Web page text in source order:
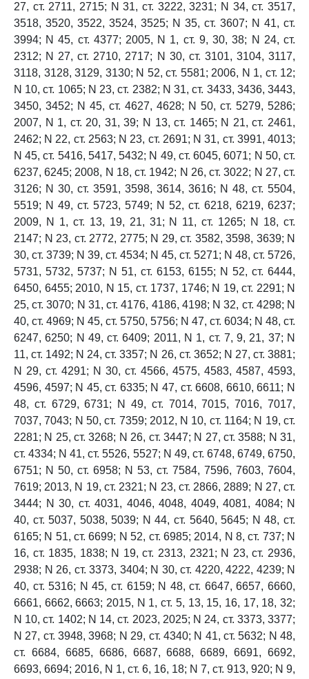
27, ст. 2711, 2715; N 31, ст. 3222, 3231; N 34, ст. 3517,
3518, 3520, 3522, 3524, 3525; N 35, ст. 3607; N 41, ст.
3994; N 45, ст. 4377; 2005, N 1, ст. 9, 30, 38; N 24, ст.
2312; N 27, ст. 2710, 2717; N 30, ст. 3101, 3104, 3117,
3118, 3128, 3129, 3130; N 52, ст. 5581; 2006, N 1, ст. 12;
N 10, ст. 1065; N 23, ст. 2382; N 31, ст. 3433, 3436, 3443,
3450, 3452; N 45, ст. 4627, 4628; N 50, ст. 5279, 5286;
2007, N 1, ст. 20, 31, 39; N 13, ст. 1465; N 21, ст. 2461,
2462; N 22, ст. 2563; N 23, ст. 2691; N 31, ст. 3991, 4013;
N 45, ст. 5416, 5417, 5432; N 49, ст. 6045, 6071; N 50, ст.
6237, 6245; 2008, N 18, ст. 1942; N 26, ст. 3022; N 27, ст.
3126; N 30, ст. 3591, 3598, 3614, 3616; N 48, ст. 5504,
5519; N 49, ст. 5723, 5749; N 52, ст. 6218, 6219, 6237;
2009, N 1, ст. 13, 19, 21, 31; N 11, ст. 1265; N 18, ст.
2147; N 23, ст. 2772, 2775; N 29, ст. 3582, 3598, 3639; N
30, ст. 3739; N 39, ст. 4534; N 45, ст. 5271; N 48, ст. 5726,
5731, 5732, 5737; N 51, ст. 6153, 6155; N 52, ст. 6444,
6450, 6455; 2010, N 15, ст. 1737, 1746; N 19, ст. 2291; N
25, ст. 3070; N 31, ст. 4176, 4186, 4198; N 32, ст. 4298; N
40, ст. 4969; N 45, ст. 5750, 5756; N 47, ст. 6034; N 48, ст.
6247, 6250; N 49, ст. 6409; 2011, N 1, ст. 7, 9, 21, 37; N
11, ст. 1492; N 24, ст. 3357; N 26, ст. 3652; N 27, ст. 3881;
N 29, ст. 4291; N 30, ст. 4566, 4575, 4583, 4587, 4593,
4596, 4597; N 45, ст. 6335; N 47, ст. 6608, 6610, 6611; N
48, ст. 6729, 6731; N 49, ст. 7014, 7015, 7016, 7017,
7037, 7043; N 50, ст. 7359; 2012, N 10, ст. 1164; N 19, ст.
2281; N 25, ст. 3268; N 26, ст. 3447; N 27, ст. 3588; N 31,
ст. 4334; N 41, ст. 5526, 5527; N 49, ст. 6748, 6749, 6750,
6751; N 50, ст. 6958; N 53, ст. 7584, 7596, 7603, 7604,
7619; 2013, N 19, ст. 2321; N 23, ст. 2866, 2889; N 27, ст.
3444; N 30, ст. 4031, 4046, 4048, 4049, 4081, 4084; N
40, ст. 5037, 5038, 5039; N 44, ст. 5640, 5645; N 48, ст.
6165; N 51, ст. 6699; N 52, ст. 6985; 2014, N 8, ст. 737; N
16, ст. 1835, 1838; N 19, ст. 2313, 2321; N 23, ст. 2936,
2938; N 26, ст. 3373, 3404; N 30, ст. 4220, 4222, 4239; N
40, ст. 5316; N 45, ст. 6159; N 48, ст. 6647, 6657, 6660,
6661, 6662, 6663; 2015, N 1, ст. 5, 13, 15, 16, 17, 18, 32;
N 10, ст. 1402; N 14, ст. 2023, 2025; N 24, ст. 3373, 3377;
N 27, ст. 3948, 3968; N 29, ст. 4340; N 41, ст. 5632; N 48,
ст. 6684, 6685, 6686, 6687, 6688, 6689, 6691, 6692,
6693, 6694; 2016, N 1, ст. 6, 16, 18; N 7, ст. 913, 920; N 9,